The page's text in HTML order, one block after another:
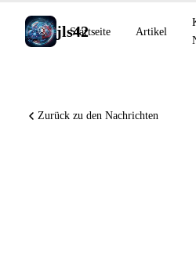
jls42
Startseite Artikel
Zurück zu den Nachrichten